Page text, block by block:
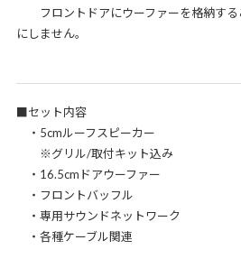
フロントドアにウーファーを格納する
にしません。
■セット内容
・5cmルーフスピーカー
※グリル/取付キット込み
・16.5cmドアウーファー
・フロントバッフル
・専用サウンドネットワーク
・各種ケーブル関連